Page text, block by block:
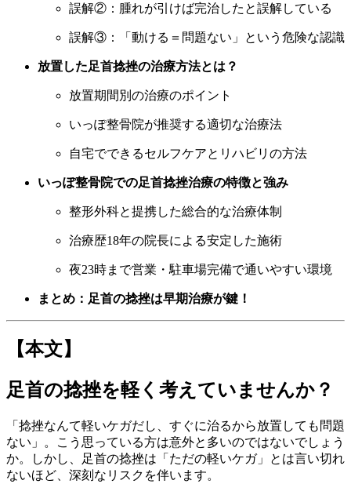
誤解②：腫れが引けば完治したと誤解している
誤解③：「動ける＝問題ない」という危険な認識
放置した足首捻挫の治療方法とは？
放置期間別の治療のポイント
いっぽ整骨院が推奨する適切な治療法
自宅でできるセルフケアとリハビリの方法
いっぽ整骨院での足首捻挫治療の特徴と強み
整形外科と提携した総合的な治療体制
治療歴18年の院長による安定した施術
夜23時まで営業・駐車場完備で通いやすい環境
まとめ：足首の捻挫は早期治療が鍵！
【本文】
足首の捻挫を軽く考えていませんか？
「捻挫なんて軽いケガだし、すぐに治るから放置しても問題
ない」。こう思っている方は意外と多いのではないでしょう
か。しかし、足首の捻挫は「ただの軽いケガ」とは言い切れ
ないほど、深刻なリスクを伴います。